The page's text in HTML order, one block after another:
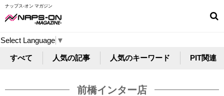
ナップス-オン マガジン
Select Language ▼
すべて 人気の記事 人気のキーワード PIT関連
前橋インター店